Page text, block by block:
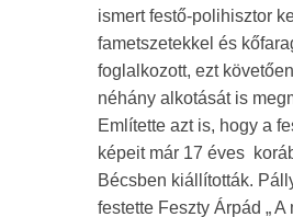
ismert festő-polihisztor
fametszetekkel és
foglalkozott, ezt
néhány alkotását is
Említette azt is, hogy a
képeit már 17 éves
Bécsben kiállították.
festette Feszty Árpád „ A